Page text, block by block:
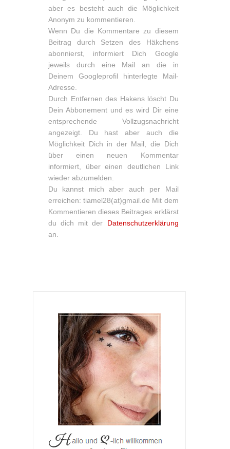
aber es besteht auch die Möglichkeit
Anonym zu kommentieren.
Wenn Du die Kommentare zu diesem
Beitrag durch Setzen des Häkchens
abonnierst, informiert Dich Google
jeweils durch eine Mail an die in
Deinem Googleprofil hinterlegte Mail-
Adresse.
Durch Entfernen des Hakens löscht Du
Dein Abbonement und es wird Dir eine
entsprechende Vollzugsnachricht
angezeigt. Du hast aber auch die
Möglichkeit Dich in der Mail, die Dich
über einen neuen Kommentar
informiert, über einen deutlichen Link
wieder abzumelden.
Du kannst mich aber auch per Mail
erreichen: tiamel28(at)gmail.de Mit dem
Kommentieren dieses Beitrages erklärst
du dich mit der Datenschutzerklärung
an.